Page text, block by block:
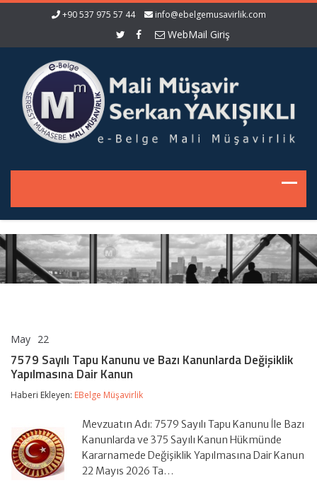
+90 537 975 57 44 info@ebelgemusavirlik.com
WebMail Giriş
May 22
Tapu
Kanunu
Bazı
Değişiklik
Yapılmasına
Kanun
7579 Sayılı Tapu Kanunu ve Bazı Kanunlarda Değişiklik
Yapılmasına Dair Kanun
Haberi Ekleyen: EBelge Müşavirlik
Mevzuatın Adı: 7579 Sayılı Tapu Kanunu İle Bazı
Kanunlarda ve 375 Sayılı Kanun Hükmünde
Kararnamede Değişiklik Yapılmasına Dair Kanun
22 Mayıs 2026 Ta…